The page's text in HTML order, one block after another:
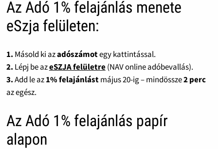
Az Adó 1% felajánlás menete
eSzja felületen:
1. Másold ki azadószámotegy kattintással.
2. Lépj be azeSZJA felületre(NAV online adóbevallás).
3.Add le az1% felajánlástmájus 20-ig – mindössze2 perc
az egész.
Az Adó 1% felajánlás papír
alapon